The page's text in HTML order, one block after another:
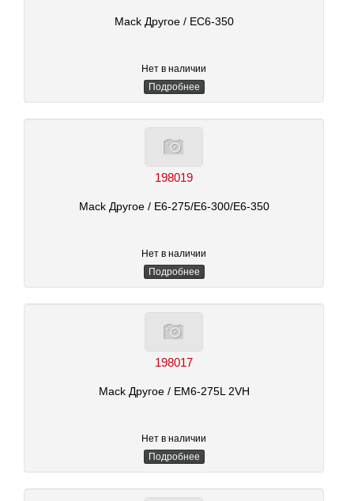
Mack Другое / EC6-350
Нет в наличии
Подробнее
198019
Mack Другое / E6-275/E6-300/E6-350
Нет в наличии
Подробнее
198017
Mack Другое / EM6-275L 2VH
Нет в наличии
Подробнее